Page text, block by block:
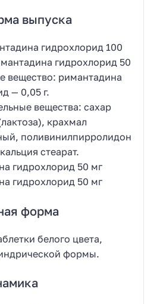
выпуска
гидрохлорид 100
гидрохлорид 50
вещество: римантадина
— 0,05 г.
вещества: сахар
крахмал
поливинилпирролидон
стеарат.
гидрохлорид 50 мг
гидрохлорид 50 мг
форма
белого цвета,
формы.